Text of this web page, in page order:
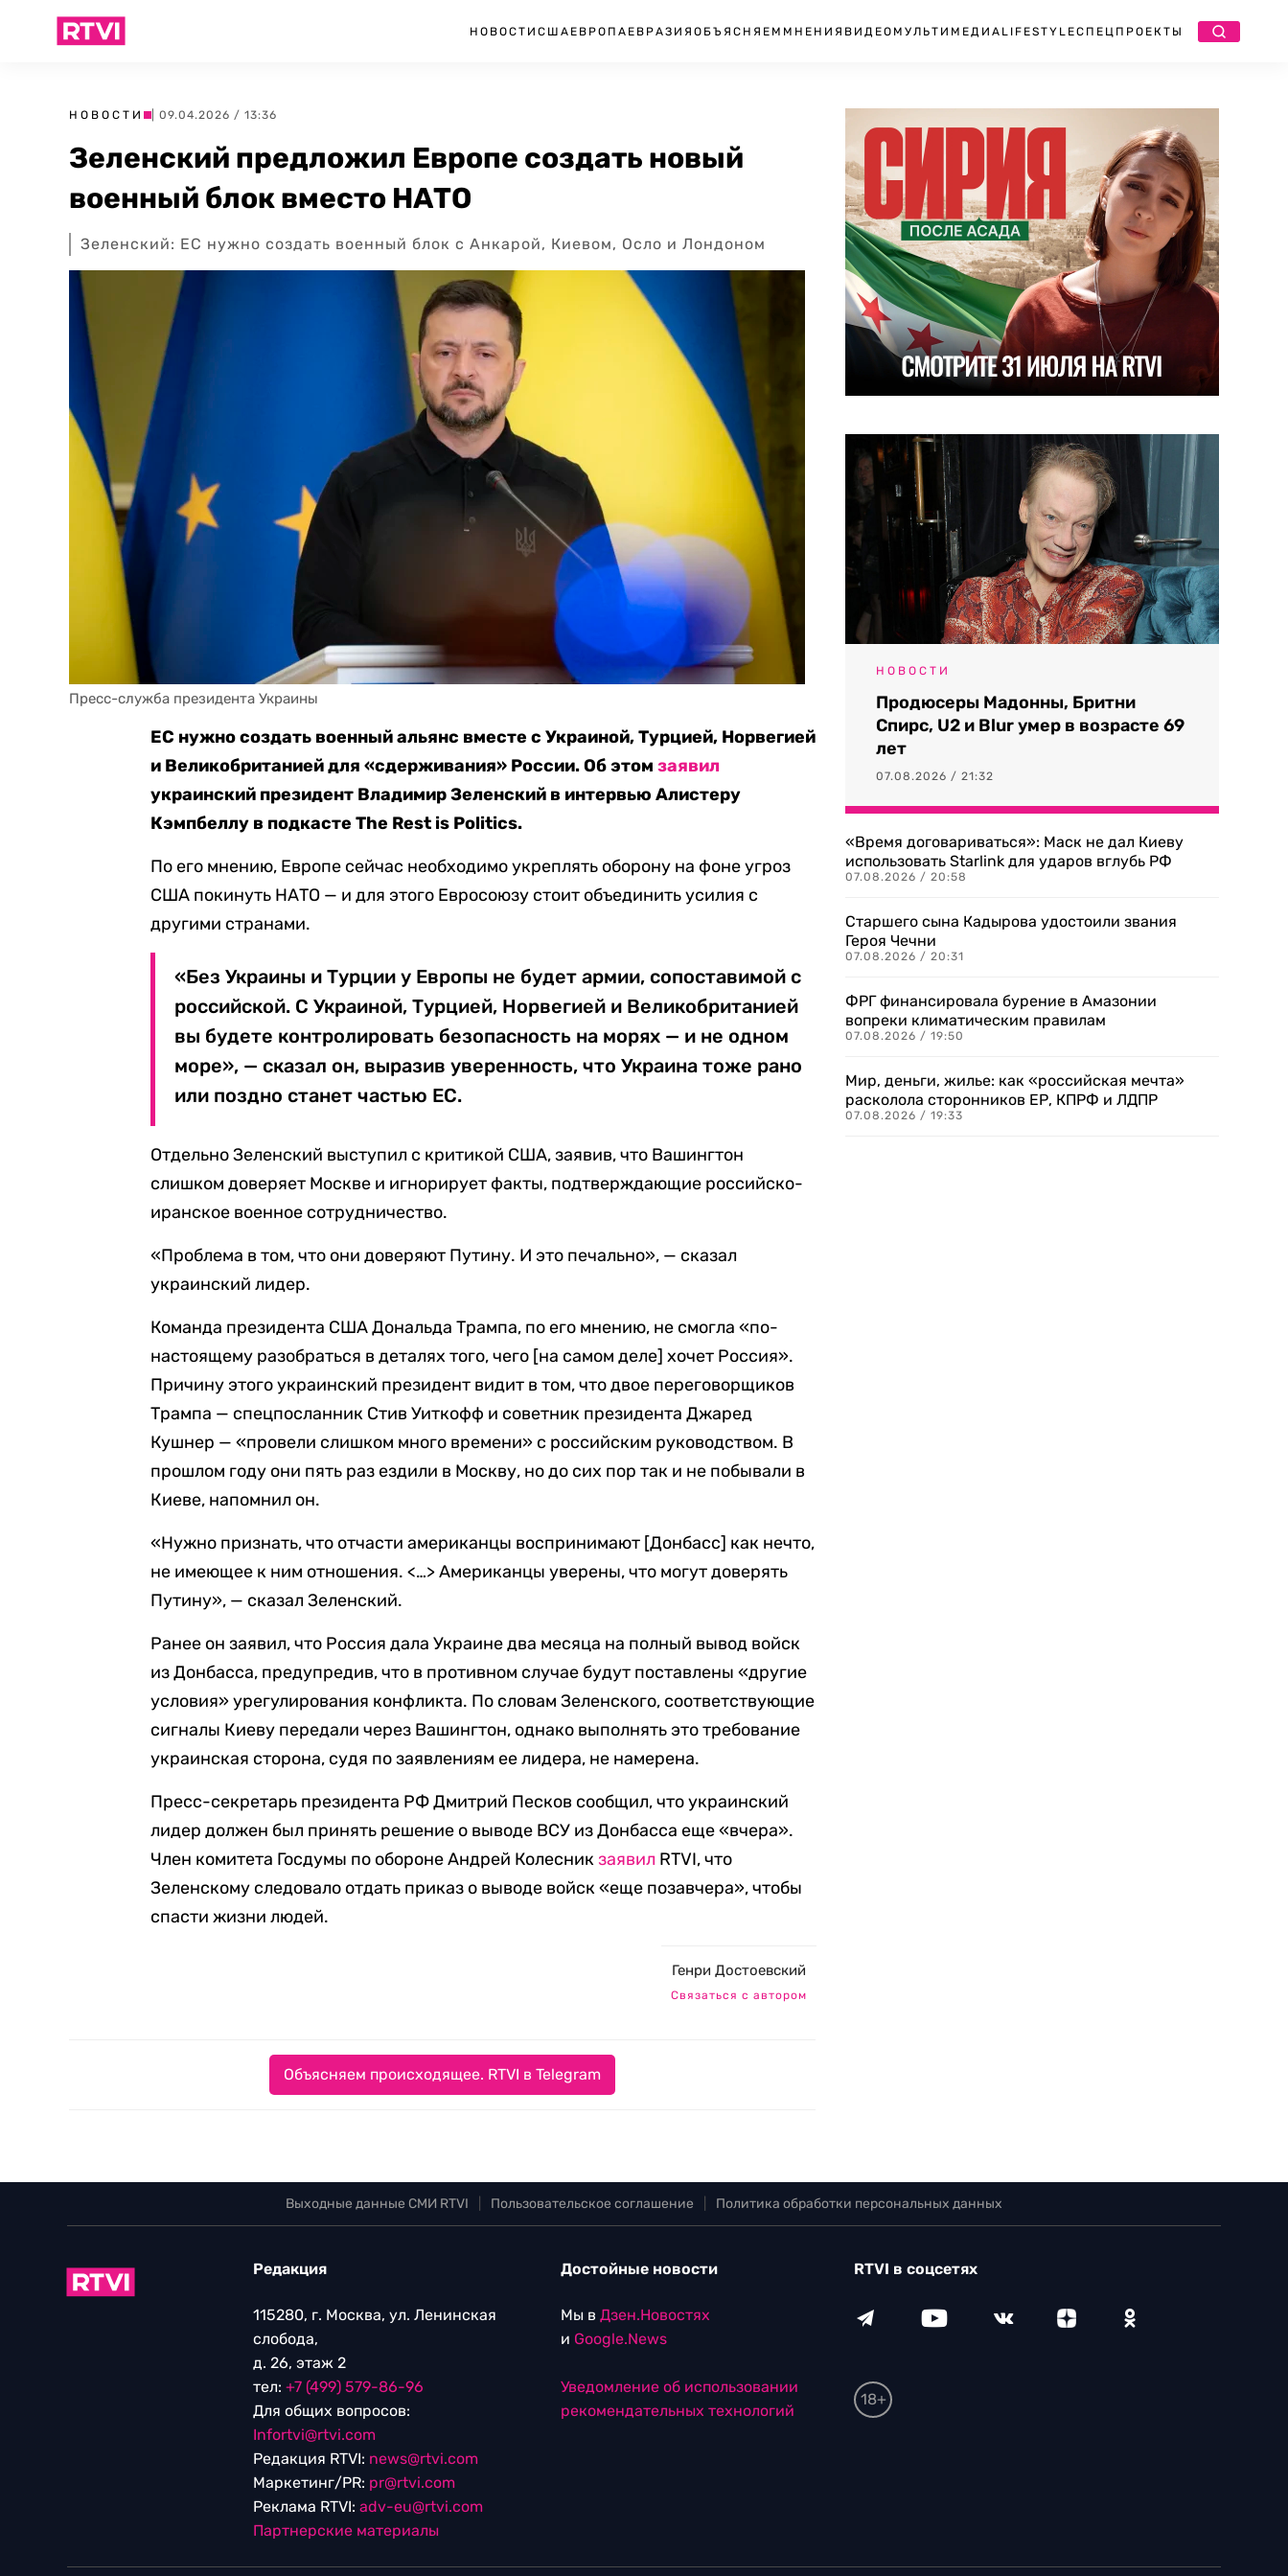
НОВОСТИ США ЕВРОПА ЕВРАЗИЯ ОБЪЯСНЯЕМ МНЕНИЯ ВИДЕО МУЛЬТИМЕДИА LIFESTYLEСПЕЦПРОЕКТЫ
НОВОСТИ | 09.04.2026 / 13:36
Зеленский предложил Европе создать новый
военный блок вместо НАТО
Зеленский: ЕС нужно создать военный блок с Анкарой, Киевом, Осло и Лондоном
Пресс-служба президента Украины
ЕС нужно создать военный альянс вместе с Украиной, Турцией, Норвегией
и Великобританией для «сдерживания» России. Об этомзаявил
украинский президент Владимир Зеленский в интервью Алистеру
Кэмпбеллу в подкасте The Rest is Politics.
По его мнению, Европе сейчас необходимо укреплять оборону на фоне угроз
США покинуть НАТО — и для этого Евросоюзу стоит объединить усилия с
другими странами.
«Без Украины и Турции у Европы не будет армии, сопоставимой с
российской. С Украиной, Турцией, Норвегией и Великобританией
вы будете контролировать безопасность на морях — и не одном
море», — сказал он, выразив уверенность, что Украина тоже рано
или поздно станет частью ЕС.
Отдельно Зеленский выступил с критикой США, заявив, что Вашингтон
слишком доверяет Москве и игнорирует факты, подтверждающие российско-
иранское военное сотрудничество.
«Проблема в том, что они доверяют Путину. И это печально», — сказал
украинский лидер.
Команда президента США Дональда Трампа, по его мнению, не смогла «по-
настоящему разобраться в деталях того, чего [на самом деле] хочет Россия».
Причину этого украинский президент видит в том, что двое переговорщиков
Трампа — спецпосланник Стив Уиткофф и советник президента Джаред
Кушнер — «провели слишком много времени» с российским руководством. В
прошлом году они пять раз ездили в Москву, но до сих пор так и не побывали в
Киеве, напомнил он.
«Нужно признать, что отчасти американцы воспринимают [Донбасс] как нечто,
не имеющее к ним отношения. <…> Американцы уверены, что могут доверять
Путину», — сказал Зеленский.
Ранее он заявил, что Россия дала Украине два месяца на полный вывод войск
из Донбасса, предупредив, что в противном случае будут поставлены «другие
условия» урегулирования конфликта. По словам Зеленского, соответствующие
сигналы Киеву передали через Вашингтон, однако выполнять это требование
украинская сторона, судя по заявлениям ее лидера, не намерена.
Пресс-секретарь президента РФ Дмитрий Песков сообщил, что украинский
лидер должен был принять решение о выводе ВСУ из Донбасса еще «вчера».
Член комитета Госдумы по обороне Андрей Колесникзаявил RTVI, что
Зеленскому следовало отдать приказ о выводе войск «еще позавчера», чтобы
спасти жизни людей.
Генри Достоевский
Связаться с автором
Объясняем происходящее. RTVI в Telegram
НОВОСТИ
Продюсеры Мадонны, Бритни
Спирс, U2 и Blur умер в возрасте 69
лет
07.08.2026 / 21:32
«Время договариваться»: Маск не дал Киеву
использовать Starlink для ударов вглубь РФ
07.08.2026 / 20:58
Старшего сына Кадырова удостоили звания
Героя Чечни
07.08.2026 / 20:31
ФРГ финансировала бурение в Амазонии
вопреки климатическим правилам
07.08.2026 / 19:50
Мир, деньги, жилье: как «российская мечта»
расколола сторонников ЕР, КПРФ и ЛДПР
07.08.2026 / 19:33
Выходные данные СМИ RTVI Пользовательское соглашение Политика обработки персональных данных
Редакция
115280, г. Москва, ул. Ленинская
слобода,
д. 26, этаж 2
тел: +7 (499) 579-86-96
Для общих вопросов:
Infortvi@rtvi.com
Редакция RTVI: news@rtvi.com
Маркетинг/PR: pr@rtvi.com
Реклама RTVI: adv-eu@rtvi.com
Партнерские материалы
Достойные новости
Мы в Дзен.Новостях
и Google.News
Уведомление об использовании
рекомендательных технологий
RTVI в соцсетях
18+